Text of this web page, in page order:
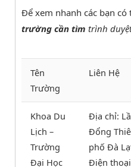
Để xem nhanh các bạn có
trường cần tìm trình
Tên
Trường
Liên Hệ
Khoa Du
Lịch –
Trường
Đại Học
Địa chỉ:
Đổng
phố Đà
Điện